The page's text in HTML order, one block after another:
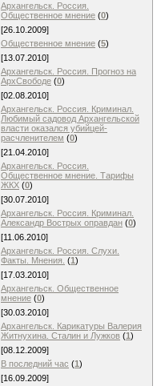
Архангельск. Россия.
Общественное мнение (0)
[26.10.2009]
Общественное мнение (5)
[13.07.2010]
Архангельск. Россия. Прогноз на
АрхСвободе (0)
[02.08.2010]
Архангельск. Россия. Криминал.
Любимый садовод Архангельской
власти оказался убийцей-
расчленителем (0)
[21.04.2010]
Архангельск. Россия.
Общественное мнение. Тарифы
ЖКХ (0)
[30.07.2010]
Архангельск. Россия. Криминал.
Александр Вострых оправдан (0)
[11.06.2010]
Архангельск. Россия. Слухи.
Факты. Мнения. (1)
[17.03.2010]
Архангельск. Общественное
мнение (0)
[30.03.2010]
Архангельск. Карикатуры Валерия
Житнухина. Сталин и Лужков (1)
[08.12.2009]
В последний час (1)
[16.09.2009]